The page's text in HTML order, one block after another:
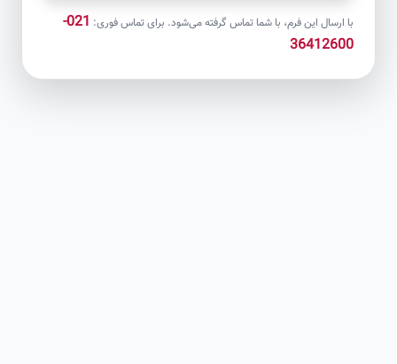
با ارسال این فرم، با شما تماس گرفته می‌شود. برای تماس فوری:
021-
36412600